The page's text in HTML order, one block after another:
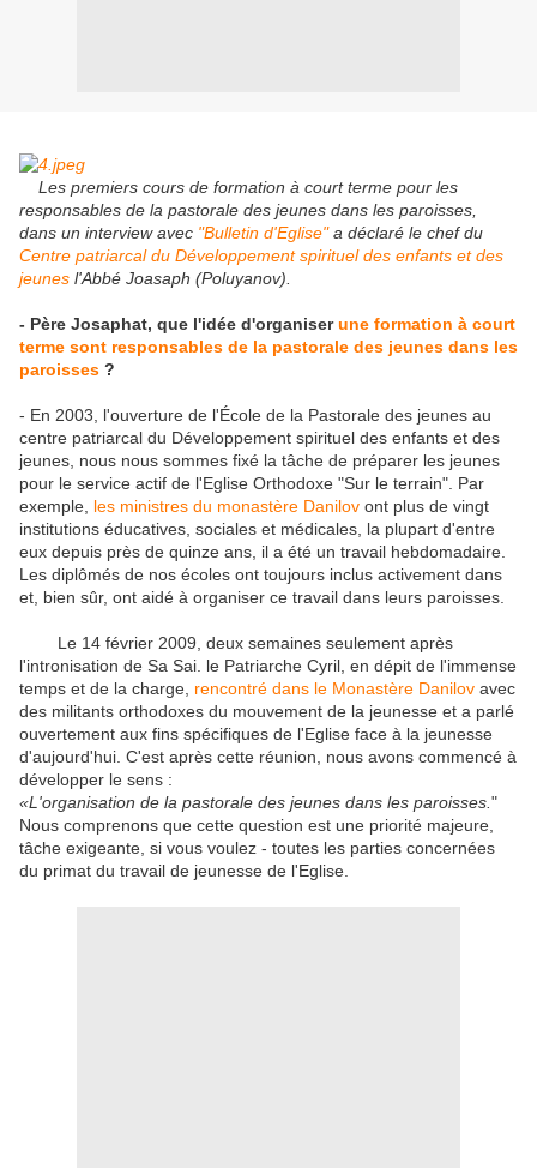
Les premiers cours de formation à court terme pour les
responsables de la pastorale des jeunes dans les paroisses,
dans un interview avec "Bulletin d'Eglise"a déclaré le chef du
Centre patriarcal du Développement spirituel des enfants et des
jeunes l'Abbé Joasaph (Poluyanov).
- Père Josaphat, que l'idée d'organiserune formation à court
terme sont responsables de la pastorale des jeunes dans les
paroisses ?
- En 2003, l'ouverture de l'École de la Pastorale des jeunes au
centre patriarcal du Développement spirituel des enfants et des
jeunes, nous nous sommes fixé la tâche de préparer les jeunes
pour le service actif de l'Eglise Orthodoxe "Sur le terrain". Par
exemple, les ministres du monastère Danilov ont plus de vingt
institutions éducatives, sociales et médicales, la plupart d'entre
eux depuis près de quinze ans, il a été un travail hebdomadaire.
Les diplômés de nos écoles ont toujours inclus activement dans
et, bien sûr, ont aidé à organiser ce travail dans leurs paroisses.
Le 14 février 2009, deux semaines seulement après
l'intronisation de Sa Sai. le Patriarche Cyril, en dépit de l'immense
temps et de la charge, rencontré dans le Monastère Danilov avec
des militants orthodoxes du mouvement de la jeunesse et a parlé
ouvertement aux fins spécifiques de l'Eglise face à la jeunesse
d'aujourd'hui. C'est après cette réunion, nous avons commencé à
développer le sens :
«L'organisation de la pastorale des jeunes dans les paroisses. "
Nous comprenons que cette question est une priorité majeure,
tâche exigeante, si vous voulez - toutes les parties concernées
du primat du travail de jeunesse de l'Eglise.